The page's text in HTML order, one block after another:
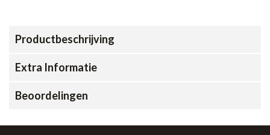
Productbeschrijving
Extra Informatie
Beoordelingen